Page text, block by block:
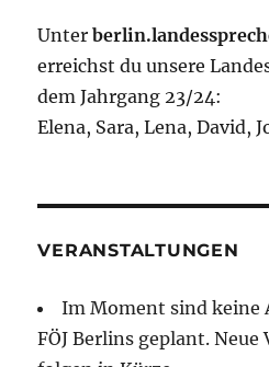
Unter
erreichst du unsere
dem Jahrgang 23/24:
Elena, Sara, Lena, David,
VERANSTALTUNGEN
Im Moment sind keine
FÖJ Berlins geplant.